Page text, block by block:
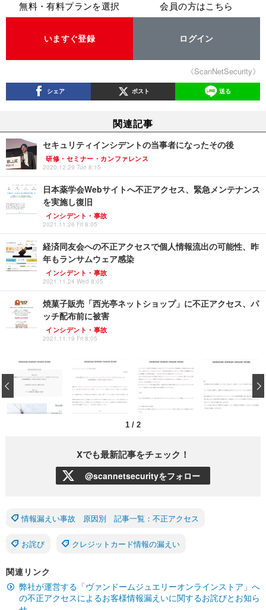
無料・有料プランを選択
いますぐ登録
会員の方はこちら
ログイン
《ScanNetSecurity》
シェア ポスト 送る
関連記事
セキュリティインシデントの当事者になったその後
研修・セミナー・カンファレンス
2020.12.29 Tue 8:15
日本薬学会Webサイトへ不正アクセス、緊急メンテナンス
を実施し復旧
インシデント・事故
2021.11.26 Fri 8:05
経済同友会への不正アクセスで個人情報流出の可能性、昨
年もランサムウェア感染
インシデント・事故
2021.11.24 Wed 8:05
焼菓子販売「西光亭ネットショップ」に不正アクセス、パ
ッチ配布前に被害
インシデント・事故
2021.11.19 Fri 8:05
1 / 2
‹
Xでも最新記事をチェック！
@scannetsecurityをフォロー
情報漏えい事故 原因別 記事一覧：不正アクセス
お詫び クレジットカード情報の漏えい
関連リンク
弊社が運営する「ヴァンドームジュエリーオンラインストア」へ
の不正アクセスによるお客様情報漏えいに関するお詫びとお知ら